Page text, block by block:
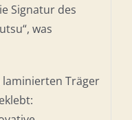
Signatur des
was
laminierten Träger